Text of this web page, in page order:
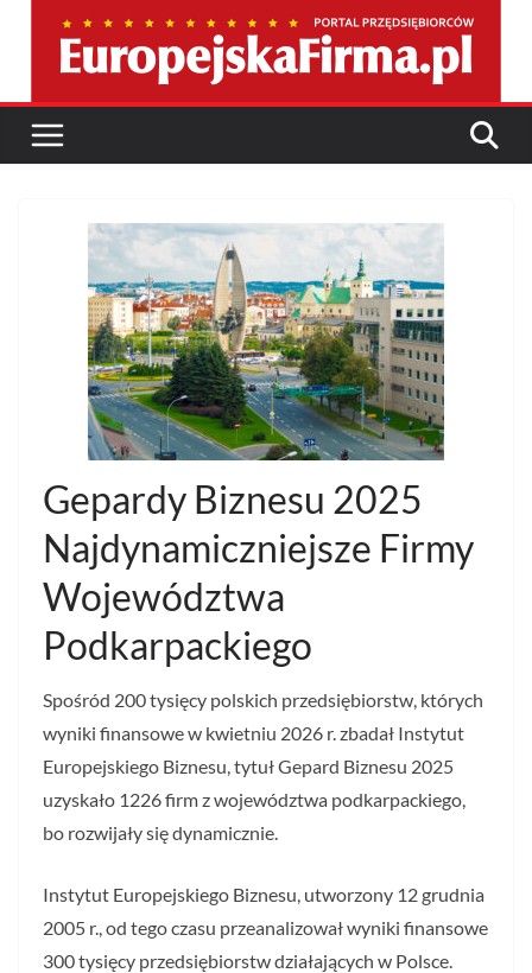
Gepardy Biznesu 2025
Najdynamiczniejsze Firmy
Województwa
Podkarpackiego
Spośród 200 tysięcy polskich przedsiębiorstw, których
wyniki finansowe w kwietniu 2026 r. zbadał Instytut
Europejskiego Biznesu, tytuł Gepard Biznesu 2025
uzyskało 1226 firm z województwa podkarpackiego,
bo rozwijały się dynamicznie.
Instytut Europejskiego Biznesu, utworzony 12 grudnia
2005 r., od tego czasu przeanalizował wyniki finansowe
300 tysięcy przedsiębiorstw działających w Polsce.